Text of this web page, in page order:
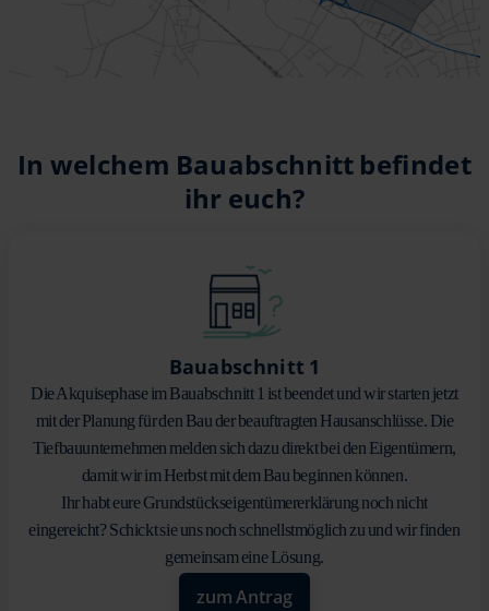
In welchem Bauabschnitt befindet
ihr euch?
Bauabschnitt 1
Die Akquisephase im Bauabschnitt 1 ist beendet und wir starten jetzt
mit der Planung für den Bau der beauftragten Hausanschlüsse. Die
Tiefbauunternehmen melden sich dazu direkt bei den Eigentümern,
damit wir im Herbst mit dem Bau beginnen können.
Ihr habt eure Grundstückseigentümererklärung noch nicht
eingereicht? Schickt sie uns noch schnellstmöglich zu und wir finden
gemeinsam eine Lösung.
zum Antrag